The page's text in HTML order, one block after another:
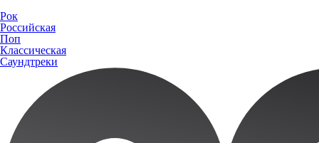
Рок
Российская
Поп
Классическая
Саундтреки